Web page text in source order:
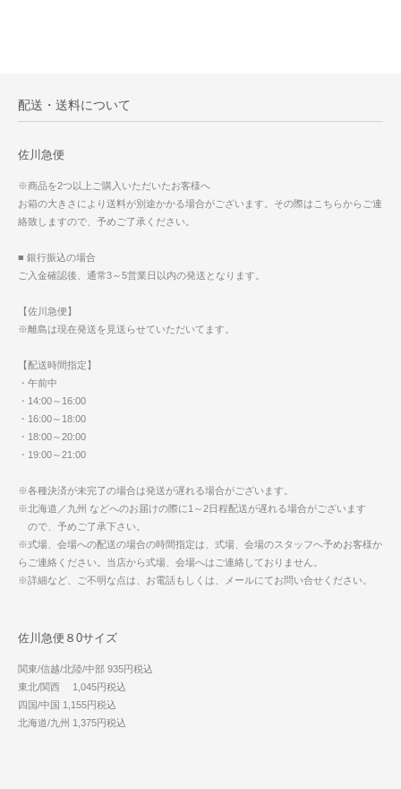
配送・送料について
佐川急便
※商品を2つ以上ご購入いただいたお客様へ
お箱の大きさにより送料が別途かかる場合がございます。その際はこちらからご連
絡致しますので、予めご了承ください。
■ 銀行振込の場合
ご入金確認後、通常3～5営業日以内の発送となります。
【佐川急便】
※離島は現在発送を見送らせていただいてます。
【配送時間指定】
・午前中
・14:00～16:00
・16:00～18:00
・18:00～20:00
・19:00～21:00
※各種決済が未完了の場合は発送が遅れる場合がございます。
※北海道／九州 などへのお届けの際に1～2日程配送が遅れる場合がございます
ので、予めご了承下さい。
※式場、会場への配送の場合の時間指定は、式場、会場のスタッフへ予めお客様か
らご連絡ください。当店から式場、会場へはご連絡しておりません。
※詳細など、ご不明な点は、お電話もしくは、メールにてお問い合せください。
佐川急便８0サイズ
関東/信越/北陸/中部 935円税込
東北/関西 1,045円税込
四国/中国 1,155円税込
北海道/九州 1,375円税込